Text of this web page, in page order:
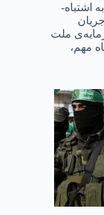
اشتباه-
ملت
مهم،